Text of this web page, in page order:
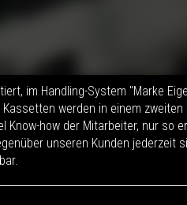
im Handling-System "Marke
werden in einem
how der Mitarbeiter, nur so
unseren Kunden jederzeit